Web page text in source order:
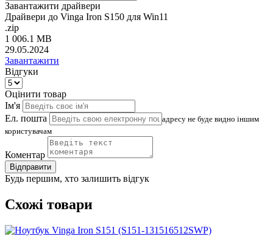
Завантажити драйвери
Драйвери до Vinga Iron S150 для Win11
.zip
1 006.1 MB
29.05.2024
Завантажити
Відгуки
Оцінити товар
Ім'я
Ел. пошта
адресу не буде видно іншим
користувачам
Коментар
Відправити
Будь першим, хто залишить відгук
Схожі товари